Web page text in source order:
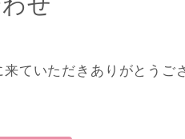
ていただきありがとうご